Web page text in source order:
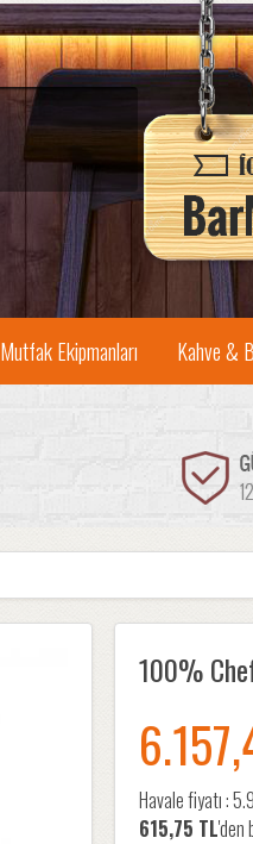
Mutfak Ekipmanları Kahve &
100%
Havale fiyatı :
615,75 TL'den